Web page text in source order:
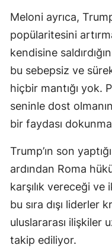
Meloni ayrıca,
popülaritesini
kendisine
bu sebepsiz ve
hiçbir mantığı yok.
seninle dost
bir faydası
Trump’ın son
ardından Roma
karşılık vereceği
bu sıra dışı liderler
uluslararası ilişkiler
takip ediliyor.